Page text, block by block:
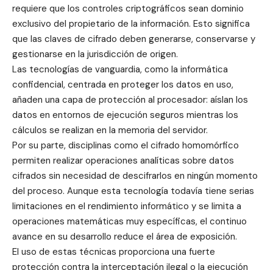
requiere que los controles criptográficos sean dominio
exclusivo del propietario de la información. Esto significa
que las claves de cifrado deben generarse, conservarse y
gestionarse en la jurisdicción de origen.
Las tecnologías de vanguardia, como la informática
confidencial, centrada en proteger los datos en uso,
añaden una capa de protección al procesador: aíslan los
datos en entornos de ejecución seguros mientras los
cálculos se realizan en la memoria del servidor.
Por su parte, disciplinas como el cifrado homomórfico
permiten realizar operaciones analíticas sobre datos
cifrados sin necesidad de descifrarlos en ningún momento
del proceso. Aunque esta tecnología todavía tiene serias
limitaciones en el rendimiento informático y se limita a
operaciones matemáticas muy específicas, el continuo
avance en su desarrollo reduce el área de exposición.
El uso de estas técnicas proporciona una fuerte
protección contra la interceptación ilegal o la ejecución